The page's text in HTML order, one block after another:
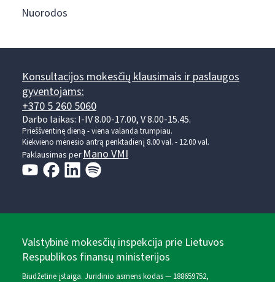
Nuorodos
Konsultacijos mokesčių klausimais ir paslaugos
gyventojams:
+370 5 260 5060
Darbo laikas: I-IV 8.00-17.00, V 8.00-15.45.
Prieššventinę dieną - viena valanda trumpiau.
Kiekvieno mėnesio antrą penktadienį 8.00 val. - 12.00 val.
Paklausimas perMano VMI
Valstybinė mokesčių inspekcija prie Lietuvos
Respublikos finansų ministerijos
Biudžetinė įstaiga. Juridinio asmens kodas — 188659752,